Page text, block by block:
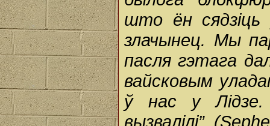
што ён
злачынец. Мы
пасля гэтага
вайсковым
ў нас у Лідзе.
вызвалілі”.